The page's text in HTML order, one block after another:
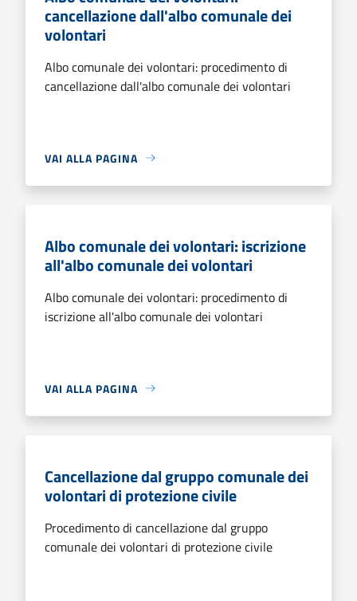
cancellazione dall'albo comunale dei
volontari
Albo comunale dei volontari: procedimento di
cancellazione dall'albo comunale dei volontari
VAI ALLA PAGINA
Albo comunale dei volontari: iscrizione
all'albo comunale dei volontari
Albo comunale dei volontari: procedimento di
iscrizione all'albo comunale dei volontari
VAI ALLA PAGINA
Cancellazione dal gruppo comunale dei
volontari di protezione civile
Procedimento di cancellazione dal gruppo
comunale dei volontari di protezione civile